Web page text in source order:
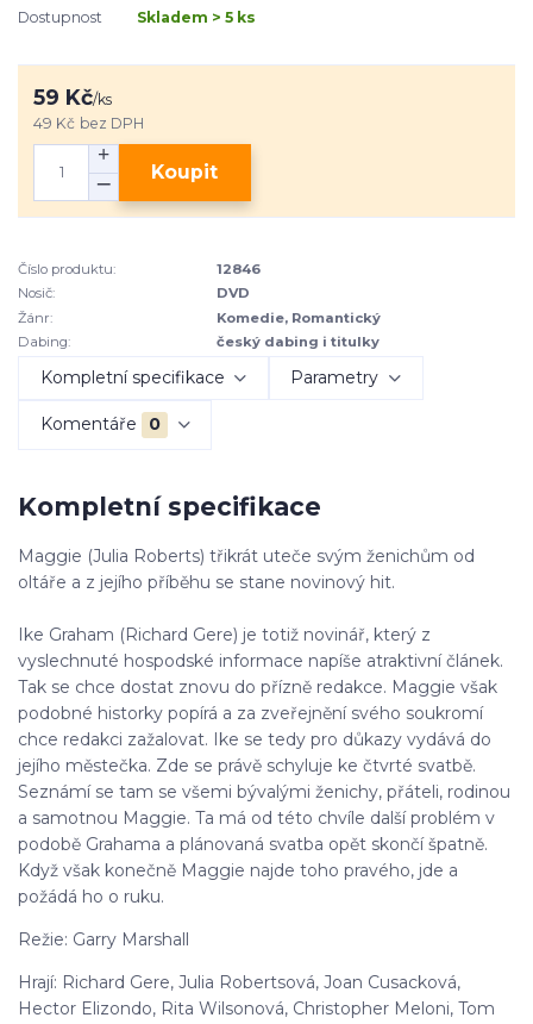
Dostupnost Skladem > 5 ks
59 Kč/ks
49 Kč bez DPH
Koupit
Číslo produktu:
12846
Nosič:
DVD
Žánr:
Komedie, Romantický
Dabing:
český dabing i titulky
Kompletní specifikace Parametry
Komentáře 0
Kompletní specifikace
Maggie (Julia Roberts) třikrát uteče svým ženichům od
oltáře a z jejího příběhu se stane novinový hit.
Ike Graham (Richard Gere) je totiž novinář, který z
vyslechnuté hospodské informace napíše atraktivní článek.
Tak se chce dostat znovu do přízně redakce. Maggie však
podobné historky popírá a za zveřejnění svého soukromí
chce redakci zažalovat. Ike se tedy pro důkazy vydává do
jejího městečka. Zde se právě schyluje ke čtvrté svatbě.
Seznámí se tam se všemi bývalými ženichy, přáteli, rodinou
a samotnou Maggie. Ta má od této chvíle další problém v
podobě Grahama a plánovaná svatba opět skončí špatně.
Když však konečně Maggie najde toho pravého, jde a
požádá ho o ruku.
Režie: Garry Marshall
Hrají: Richard Gere, Julia Robertsová, Joan Cusacková,
Hector Elizondo, Rita Wilsonová, Christopher Meloni, Tom